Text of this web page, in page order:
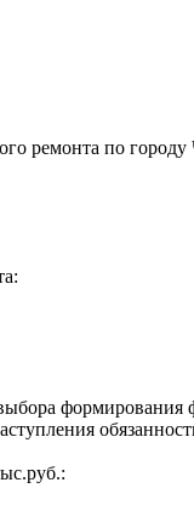
ремонта по городу
формирования